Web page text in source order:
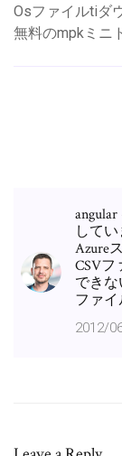
Osファイルtiダ
無料のmpkミニ
して
Azure
CSV
できな
ファ
2012/